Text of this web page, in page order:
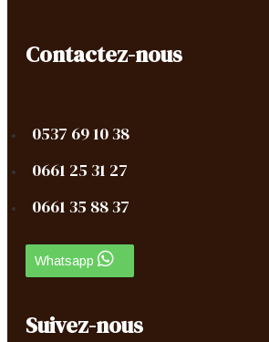
Contactez-nous
0537 69 10 38
0661 25 31 27
0661 35 88 37
Whatsapp
Suivez-nous